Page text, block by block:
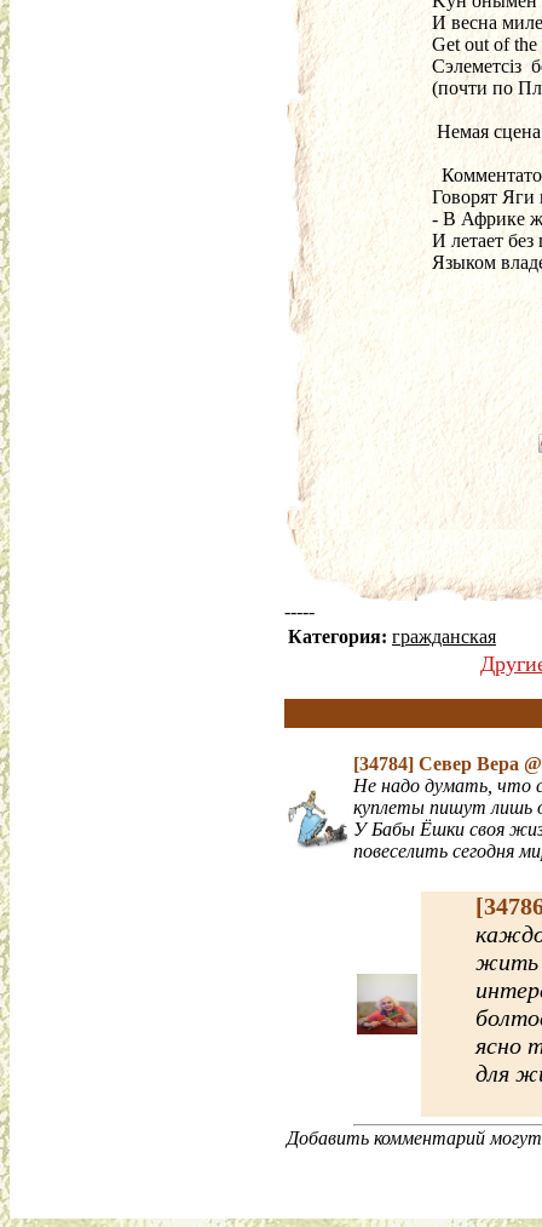
И весна
Get out of
Cэлеметсiз
(почти по
Немая сцена
Говорят
- В Африке
И летает без
Языком
-----
Категория: гражданская
[34784] Север Вера
Не надо думать, что
куплеты пишут лишь
У Бабы Ёшки своя
повеселить сегодня
жить
ясно
для
Добавить комментарий